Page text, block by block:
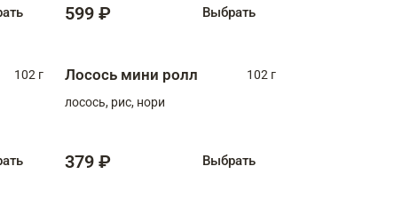
599 ₽ Выбрать
102 г
Лосось мини ролл
102 г
лосось, рис, нори
379 ₽ Выбрать